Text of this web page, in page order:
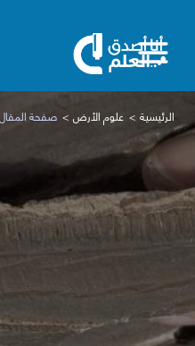
الرئيسية علوم الأرض صفحة المقال